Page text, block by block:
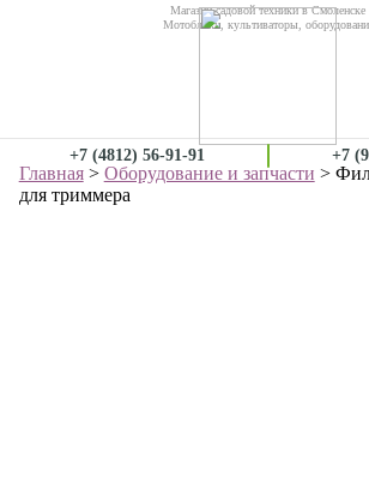
Магазин садовой техники в Смоленске
Мотоблоки, культиваторы,
+7 (4812) 56-91-91 +7
Главная> Оборудование и запчасти >
для триммера